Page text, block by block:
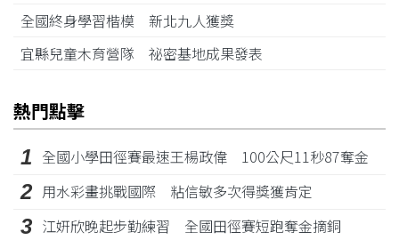
全國終身學習楷模 新北九人獲獎
宜縣兒童木育營隊 祕密基地成果發表
熱門點擊
1 全國小學田徑賽最速王楊政偉 100公尺11秒87奪金
2 用水彩畫挑戰國際 粘信敏多次得獎獲肯定
3 江姸欣晚起步勤練習 全國田徑賽短跑奪金摘銅